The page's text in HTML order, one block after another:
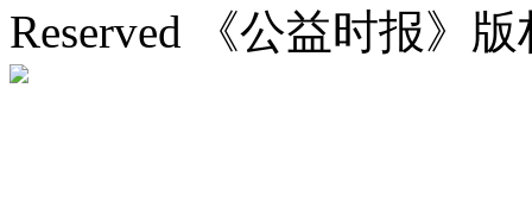
Reserved 《公益时报》